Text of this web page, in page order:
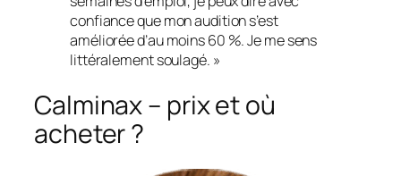
confiance que mon audition s’est
améliorée d’au moins 60 %. Je me sens
littéralement soulagé. »
Calminax – prix et où
acheter ?